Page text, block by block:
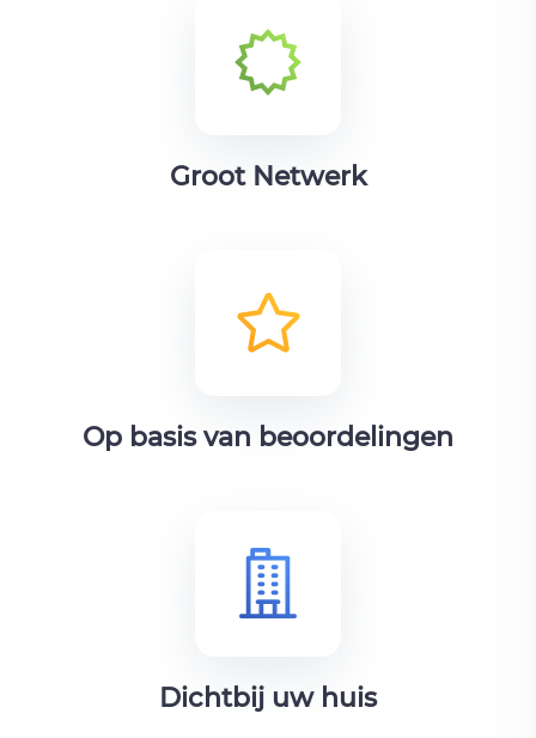
Groot Netwerk
Op basis van beoordelingen
Dichtbij uw huis